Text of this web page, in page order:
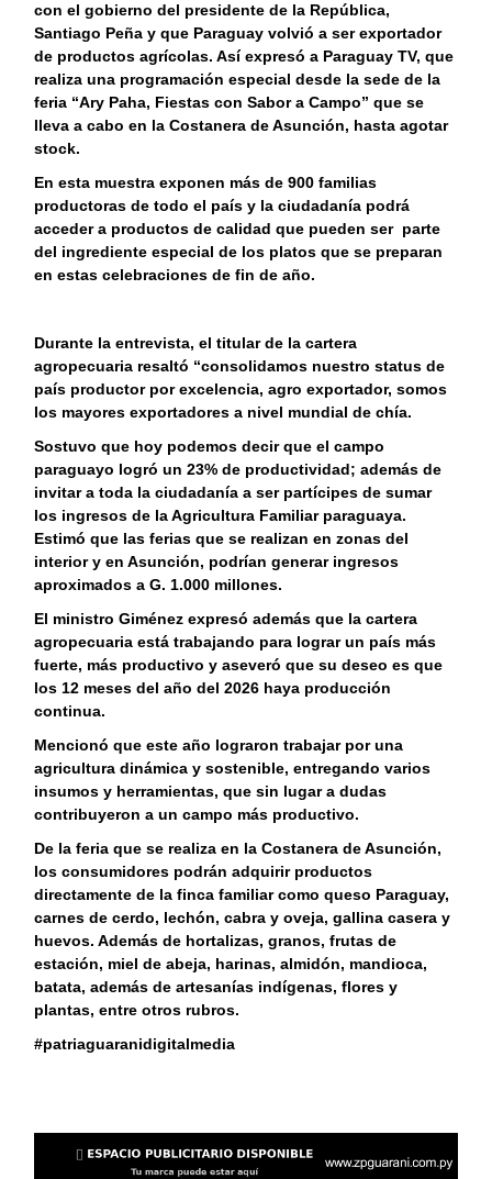
con el gobierno del presidente de la República,
Santiago Peña y que Paraguay volvió a ser exportador
de productos agrícolas. Así expresó a Paraguay TV, que
realiza una programación especial desde la sede de la
feria “Ary Paha, Fiestas con Sabor a Campo” que se
lleva a cabo en la Costanera de Asunción, hasta agotar
stock.
En esta muestra exponen más de 900 familias
productoras de todo el país y la ciudadanía podrá
acceder a productos de calidad que pueden ser parte
del ingrediente especial de los platos que se preparan
en estas celebraciones de fin de año.
Durante la entrevista, el titular de la cartera
agropecuaria resaltó “consolidamos nuestro status de
país productor por excelencia, agro exportador, somos
los mayores exportadores a nivel mundial de chía.
Sostuvo que hoy podemos decir que el campo
paraguayo logró un 23% de productividad; además de
invitar a toda la ciudadanía a ser partícipes de sumar
los ingresos de la Agricultura Familiar paraguaya.
Estimó que las ferias que se realizan en zonas del
interior y en Asunción, podrían generar ingresos
aproximados a G. 1.000 millones.
El ministro Giménez expresó además que la cartera
agropecuaria está trabajando para lograr un país más
fuerte, más productivo y aseveró que su deseo es que
los 12 meses del año del 2026 haya producción
continua.
Mencionó que este año lograron trabajar por una
agricultura dinámica y sostenible, entregando varios
insumos y herramientas, que sin lugar a dudas
contribuyeron a un campo más productivo.
De la feria que se realiza en la Costanera de Asunción,
los consumidores podrán adquirir productos
directamente de la finca familiar como queso Paraguay,
carnes de cerdo, lechón, cabra y oveja, gallina casera y
huevos. Además de hortalizas, granos, frutas de
estación, miel de abeja, harinas, almidón, mandioca,
batata, además de artesanías indígenas, flores y
plantas, entre otros rubros.
#patriaguaranidigitalmedia